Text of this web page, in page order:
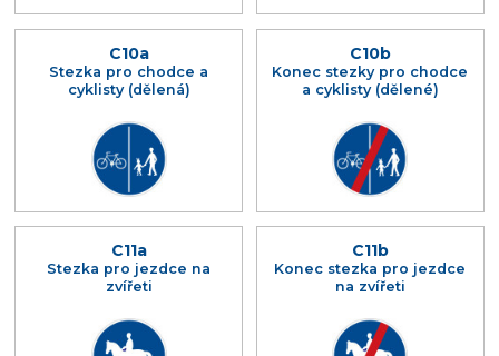
C10a
Stezka pro chodce a
cyklisty (dělená)
C10b
Konec stezky pro chodce
a cyklisty (dělené)
C11a
Stezka pro jezdce na
zvířeti
C11b
Konec stezka pro jezdce
na zvířeti